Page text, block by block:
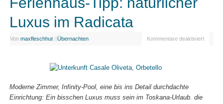
Luxus im Radicata
Von maxfleschhut ||Übernachten Kommentare deaktiviert
Moderne Zimmer, Infinity-Pool, eine bis ins Detail durchdachte
Einrichtung: Ein bisschen Luxus muss sein im Toskana-Urlaub. die